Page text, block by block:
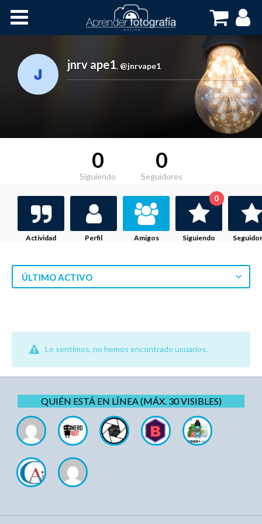
Cursos OnLine
jnrv ape1, @jnrvape1
0
Siguiendo
0
Seguidores
Actividad Perfil Amigos Siguiendo
0
ÚLTIMO ACTIVO
Lo sentimos, no hemos encontrado usuarios.
QUIÉN ESTÁ EN LÍNEA (MÁX. 30 VISIBLES)